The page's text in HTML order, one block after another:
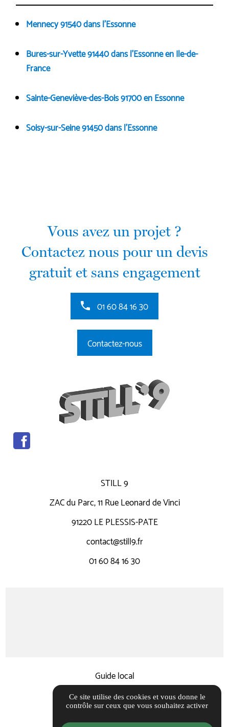
Mennecy 91540 dans l'Essonne
Bures-sur-Yvette 91440 dans l'Essonne en Ile-de-
France
Sainte-Geneviève-des-Bois 91700 en Essonne
Soisy-sur-Seine 91450 dans l'Essonne
Vous avez un projet ?
Contactez nous pour un devis
gratuit et sans engagement
01 60 84 16 30
Contactez-nous
STILL 9
ZAC du Parc, 11 Rue Leonard de Vinci
91220 LE PLESSIS-PATE
contact@still9.fr
01 60 84 16 30
Guide local
Informations complémentaires
Mentions légales
Ce site utilise des cookies et vous donne le
contrôle sur ceux que vous souhaitez activer